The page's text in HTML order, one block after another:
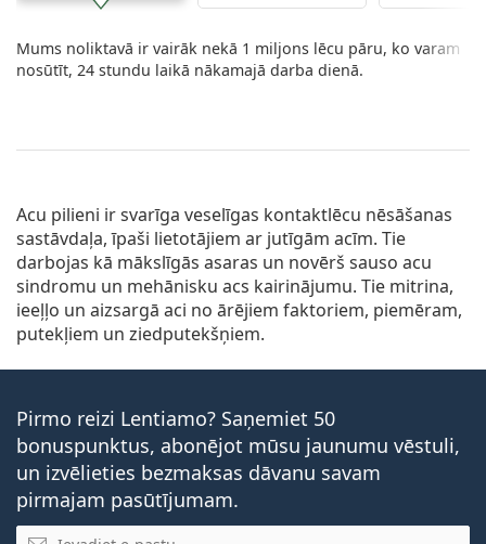
Mums noliktavā ir vairāk nekā 1 miljons lēcu pāru, ko varam
nosūtīt, 24 stundu laikā nākamajā darba dienā.
Acu pilieni ir svarīga veselīgas kontaktlēcu nēsāšanas
sastāvdaļa, īpaši lietotājiem ar jutīgām acīm. Tie
darbojas kā mākslīgās asaras un novērš sauso acu
sindromu un mehānisku acs kairinājumu. Tie mitrina,
ieeļļo un aizsargā aci no ārējiem faktoriem, piemēram,
putekļiem un ziedputekšņiem.
Pirmo reizi Lentiamo? Saņemiet 50
bonuspunktus, abonējot mūsu jaunumu vēstuli,
un izvēlieties bezmaksas dāvanu savam
pirmajam pasūtījumam.
E-pasta adrese